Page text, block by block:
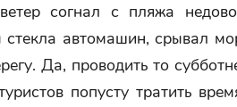
согнал с пляжа
стекла автомашин, срывал
Да, проводить то
попусту тратить